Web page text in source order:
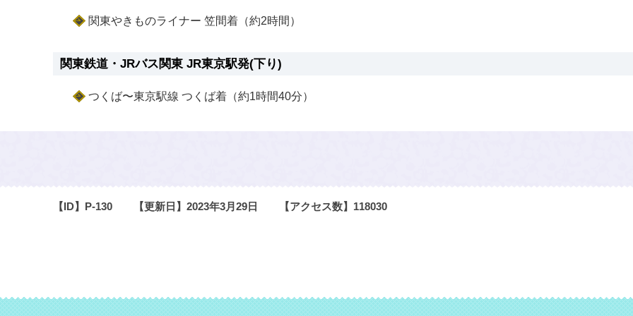
関東やきものライナー 笠間着（約2時間）
関東鉄道・JRバス関東 JR東京駅発(下り)
つくば〜東京駅線 つくば着（約1時間40分）
【ID】 P-130 【更新日】 2023年3月29日 【アクセス数】 118030